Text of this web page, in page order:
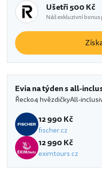
Ušetři 500 Kč
Náš exkluzivní
Evia na týden s all-
Řecko4 hvězdičkyAll-
12 990 Kč
fischer.cz
12 990 Kč
eximtours.cz